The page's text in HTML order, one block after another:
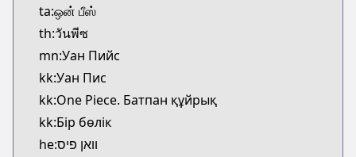
Official English
https://mangaplus.shueisha.co.jp/titles/100020
ta:ஒன் பீஸ்
th:วันพีซ
mn:Уан Пийс
kk:Уан Пис
kk:One Piece. Батпан құйрық
kk:Бір бөлік
he:וואן פיס